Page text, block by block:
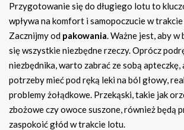
Przygotowanie się do długiego lotu to
wpływa na komfort i samopoczucie w
Zacznijmy od pakowania. Ważne jest, aby w
się wszystkie niezbędne rzeczy. Oprócz
niezbędnika, warto zabrać ze sobą apteczkę,
potrzeby mieć pod ręką leki na ból głowy,
problemy żołądkowe. Przekąski, takie jak
zbożowe czy owoce suszone, również będą
zaspokoić głód w trakcie lotu.